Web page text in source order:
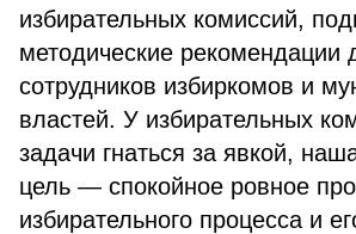
избирательных комиссий,
методические рекомендации
сотрудников избиркомов и
властей. У избирательных
задачи гнаться за явкой,
цель — спокойное ровное
избирательного процесса и